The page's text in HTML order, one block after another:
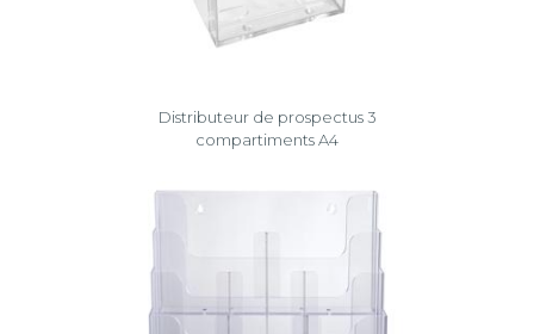
Distributeur de prospectus 3
compartiments A4